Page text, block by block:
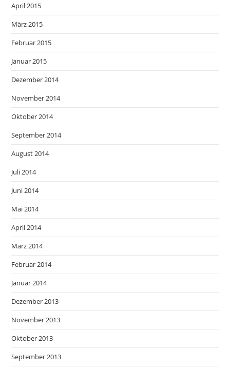
April 2015
März 2015
Februar 2015
Januar 2015
Dezember 2014
November 2014
Oktober 2014
September 2014
August 2014
Juli 2014
Juni 2014
Mai 2014
April 2014
März 2014
Februar 2014
Januar 2014
Dezember 2013
November 2013
Oktober 2013
September 2013